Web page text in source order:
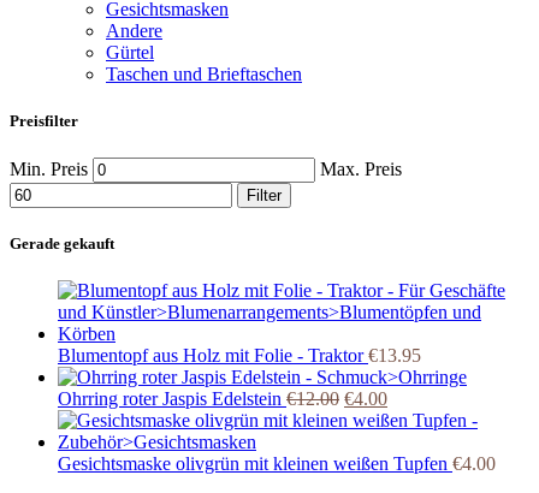
Gesichtsmasken
Andere
Gürtel
Taschen und Brieftaschen
Preisfilter
Min. Preis Max. Preis
Filter
Gerade gekauft
Blumentopf aus Holz mit Folie - Traktor€13.95
Ohrring roter Jaspis Edelstein €12.00 €4.00
Gesichtsmaske olivgrün mit kleinen weißen Tupfen €4.00